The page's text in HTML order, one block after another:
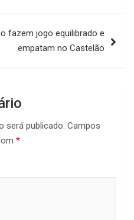
fazem jogo equilibrado e
empatam no Castelão
será publicado. Campos
*